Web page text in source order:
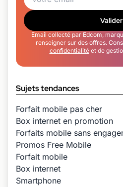
Valider
Email collecté par Edcom,
renseigner sur des offres.
confidentialitéet de
Sujets tendances
Forfait mobile pas cher
Box internet en promotion
Forfaits mobile sans
Promos Free Mobile
Forfait mobile
Box internet
Smartphone